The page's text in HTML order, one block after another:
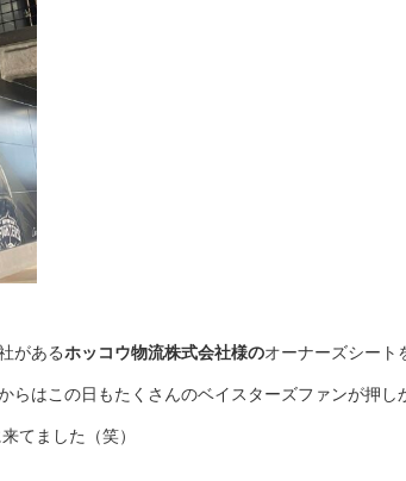
があるホッコウ物流株式会社様のオーナーズシート
らはこの日もたくさんのベイスターズファンが押し
てました（笑）